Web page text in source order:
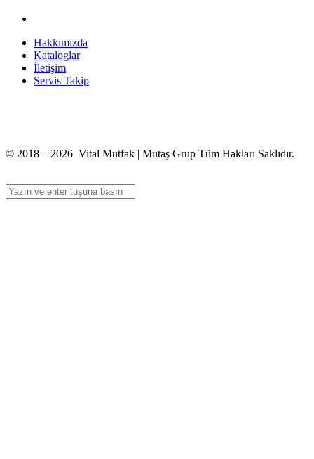
Hakkımızda
Kataloglar
İletişim
Servis Takip
© 2018 – 2026 Vital Mutfak | Mutaş Grup Tüm Hakları Saklıdır.